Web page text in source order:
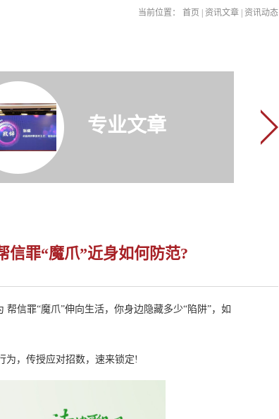
当前位置： 首页 资讯文章 资讯动态
专业文章
信罪“魔爪”近身如何防范?
信罪“魔爪”伸向生活，你身边隐藏多少“陷阱”，如
为，传授应对招数，速来锁定!